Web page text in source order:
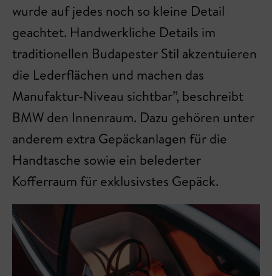
wurde auf jedes noch so kleine Detail
geachtet. Handwerkliche Details im
traditionellen Budapester Stil akzentuieren
die Lederflächen und machen das
Manufaktur-Niveau sichtbar”, beschreibt
BMW den Innenraum. Dazu gehören unter
anderem extra Gepäckanlagen für die
Handtasche sowie ein belederter
Kofferraum für exklusivstes Gepäck.